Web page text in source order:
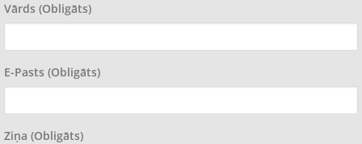
Vārds (obligāts)
E-Pasts (obligāts)
Ziņa (obligāts)